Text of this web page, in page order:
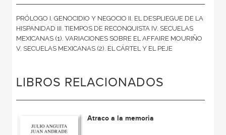
PRÓLOGO I. GENOCIDIO Y NEGOCIO II. EL DESPLIEGUE DE LA
HISPANIDAD III. TIEMPOS DE RECONQUISTA IV. SECUELAS
MEXICANAS (1). VARIACIONES SOBRE EL AFFAIRE MOURIÑO
V. SECUELAS MEXICANAS (2). EL CÁRTEL Y EL PEJE
LIBROS RELACIONADOS
Atraco a la memoria